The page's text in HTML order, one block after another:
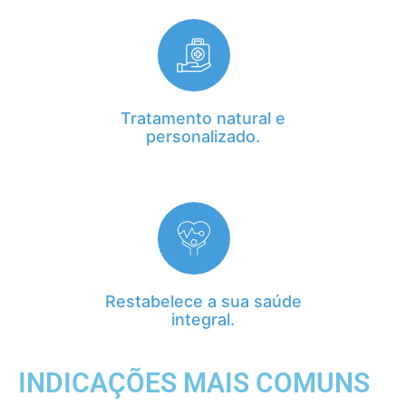
Tratamento natural e
personalizado.
Restabelece a sua saúde
integral.
INDICAÇÕES MAIS COMUNS